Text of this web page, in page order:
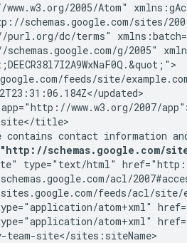
2005/Atom"
schemas.google.com/sites/
purl.org/dc/terms"
schemas.google.com/g/2005"
feeds/site/
updated>
www.w3.org/2007/
title>
contains contact information
schemas.google.com/
type="text/html"
acl/
feeds/acl/site/
atom+xml"
atom+xml"
team-site</sites:siteName>